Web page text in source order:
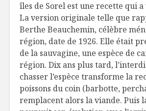
îles de Sorel est une recette qui
La version originale telle que
Berthe Beauchemin, célèbre
région, date de 1926. Elle était
de la sauvagine, une espèce de
région. Dix ans plus tard,
chasser l’espèce transforme la
poissons du coin (barbotte,
remplacent alors la viande. Puis